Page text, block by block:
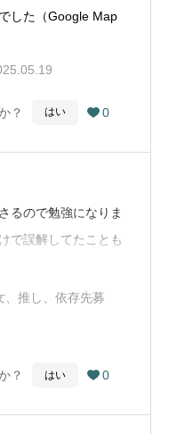
本眼科医の男性のス
かりやすかったで
Mapから引
した（Google Map
？ はい  0
るので勉強になりま
で誤解してたことも
たです。メガネの検
いいのにって思うく
Mapから引用）
、推し、依存先募
？ はい  0